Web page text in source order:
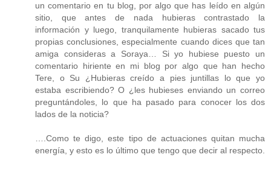
un comentario en tu blog, por algo que has leído en algún
sitio, que antes de nada hubieras contrastado la
información y luego, tranquilamente hubieras sacado tus
propias conclusiones, especialmente cuando dices que tan
amiga consideras a Soraya… Si yo hubiese puesto un
comentario hiriente en mi blog por algo que han hecho
Tere, o Su ¿Hubieras creído a pies juntillas lo que yo
estaba escribiendo? O ¿les hubieses enviando un correo
preguntándoles, lo que ha pasado para conocer los dos
lados de la noticia?
….Como te digo, este tipo de actuaciones quitan mucha
energía, y esto es lo último que tengo que decir al respecto.